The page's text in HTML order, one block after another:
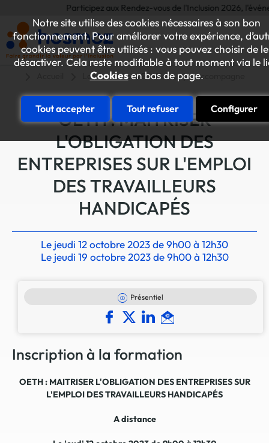
Notre site utilise des cookies nécessaires à son bon
fonctionnement. Pour améliorer votre expérience,
cookies peuvent être utilisés : vous pouvez choisir de
désactiver. Cela reste modifiable à tout moment via le
Cookiesen bas de page.
Tout accepter Tout refuser Configurer
Participez aux Rendez-vous de l'Inclusion 2026,
Les formations ESAT-EA Accompagner
OETH : MAITRISER
L'OBLIGATION DES
ENTREPRISES SUR L'EMPLOI
DES TRAVAILLEURS
HANDICAPÉS
Le jeudi 12 octobre 2023 de 9h00 à 12h30
Le jeudi 19 octobre 2023 de 9h00 à 12h30
Présentiel
Inscription à la formation
OETH : MAITRISER L'OBLIGATION DES ENTREPRISES SUR
L'EMPLOI DES TRAVAILLEURS HANDICAPÉS
A distance